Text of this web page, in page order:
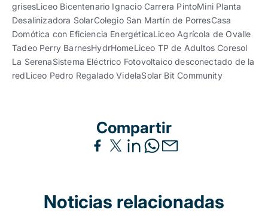
grisesLiceo Bicentenario Ignacio Carrera PintoMini Planta
Desalinizadora SolarColegio San Martín de PorresCasa
Domótica con Eficiencia EnergéticaLiceo Agrícola de Ovalle
Tadeo Perry BarnesHydrHomeLiceo TP de Adultos Coresol
La SerenaSistema Eléctrico Fotovoltaico desconectado de la
redLiceo Pedro Regalado VidelaSolar Bit Community
Compartir
Noticias relacionadas